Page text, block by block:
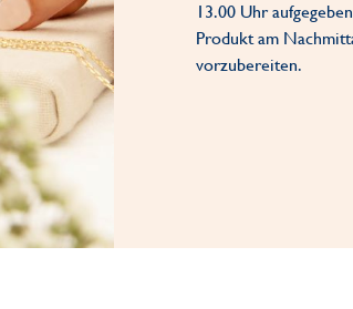
13.00 Uhr
Produkt am
vorzubereiten.